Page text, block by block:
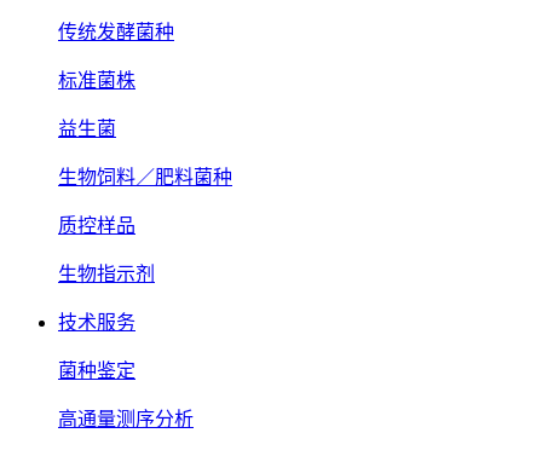
传统发酵菌种
标准菌株
益生菌
生物饲料／肥料菌种
质控样品
生物指示剂
技术服务
菌种鉴定
高通量测序分析